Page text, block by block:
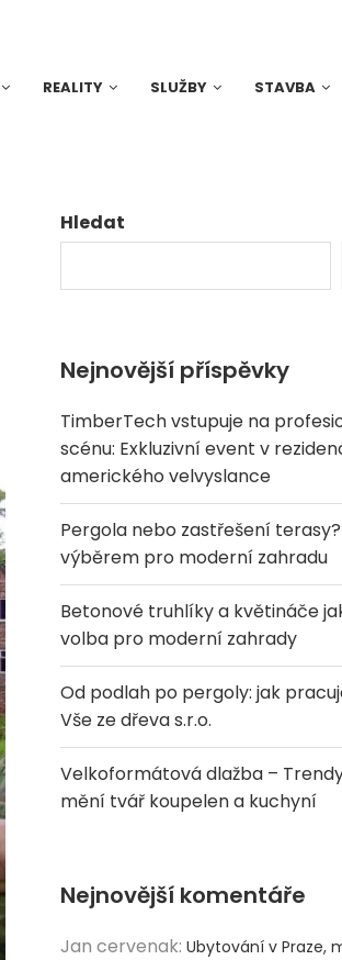
REALITY SLUŽBY STAVBA
Hledat
Nejnovější příspěvky
TimberTech vstupuje na
scénu: Exkluzivní event v
amerického velvyslance
Pergola nebo zastřešení
výběrem pro moderní zahradu
Betonové truhlíky a květináče
volba pro moderní zahrady
Od podlah po pergoly: jak
Vše ze dřeva s.r.o.
Velkoformátová dlažba –
mění tvář koupelen a kuchyní
Nejnovější komentáře
Jan cervenak: Ubytování v Praze,